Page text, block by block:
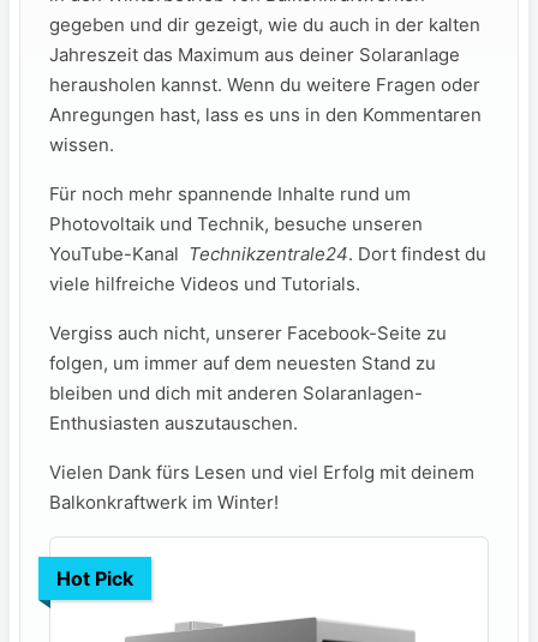
gegeben und dir gezeigt, wie du auch in‍ der kalten ​
Jahreszeit das Maximum aus deiner ⁤Solaranlage‌
herausholen kannst. Wenn​ du ‍weitere Fragen oder
Anregungen hast, ⁢lass es uns in ‌den Kommentaren
wissen.
Für noch mehr spannende ‍Inhalte rund um
Photovoltaik und⁣ Technik, ‌besuche⁤ unseren
YouTube-Kanal ‌ Technikzentrale24. Dort findest ⁣du​
viele hilfreiche Videos‌ und ‌Tutorials.
Vergiss auch ​nicht, ‌unserer Facebook-Seite zu
⁤folgen,​ um immer auf⁣ dem neuesten Stand⁣ zu
bleiben und dich mit anderen Solaranlagen-
Enthusiasten auszutauschen.
Vielen Dank fürs Lesen und viel‍ Erfolg mit ⁢deinem‌
Balkonkraftwerk im Winter!
Hot Pick